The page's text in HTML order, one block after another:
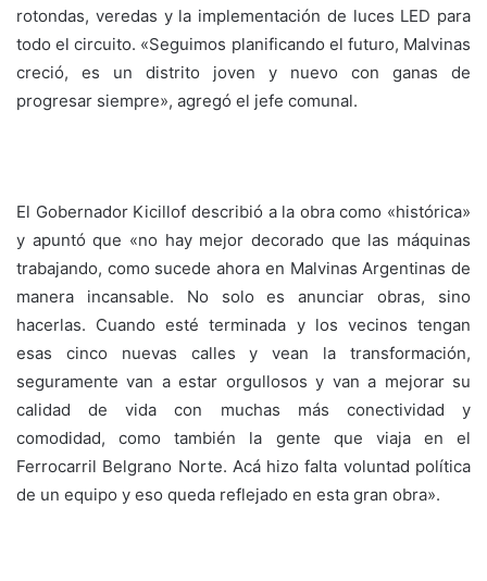
rotondas, veredas y la implementación de luces LED para
todo el circuito. «Seguimos planificando el futuro, Malvinas
creció, es un distrito joven y nuevo con ganas de
progresar siempre», agregó el jefe comunal.
El Gobernador Kicillof describió a la obra como «histórica»
y apuntó que «no hay mejor decorado que las máquinas
trabajando, como sucede ahora en Malvinas Argentinas de
manera incansable. No solo es anunciar obras, sino
hacerlas. Cuando esté terminada y los vecinos tengan
esas cinco nuevas calles y vean la transformación,
seguramente van a estar orgullosos y van a mejorar su
calidad de vida con muchas más conectividad y
comodidad, como también la gente que viaja en el
Ferrocarril Belgrano Norte. Acá hizo falta voluntad política
de un equipo y eso queda reflejado en esta gran obra».